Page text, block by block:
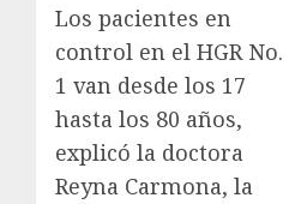
Los pacientes en
control en el HGR No.
1 van desde los 17
hasta los 80 años,
explicó la doctora
Reyna Carmona, la